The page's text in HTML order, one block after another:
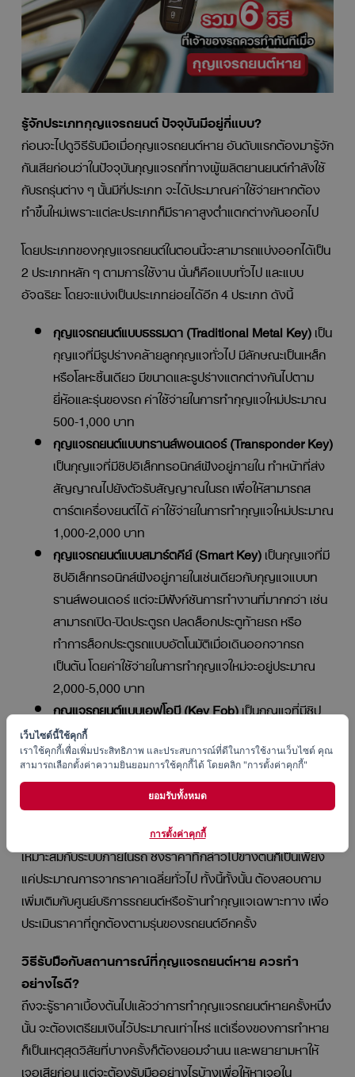
รู้จักประเภทกุญแจรถยนต์ ปัจจุบันมีอยู่กี่แบบ?
ก่อนจะไปดูวิธีรับมือเมื่อกุญแจรถยนต์หาย อันดับแรกต้องมารู้จัก
กันเสียก่อนว่าในปัจจุบันกุญแจรถที่ทางผู้ผลิตยานยนต์กำลังใช้
กับรถรุ่นต่าง ๆ นั้นมีกี่ประเภท จะได้ประมาณค่าใช้จ่ายหากต้อง
ทำขึ้นใหม่เพราะแต่ละประเภทก็มีราคาสูงต่ำแตกต่างกันออกไป
โดยประเภทของกุญแจรถยนต์ในตอนนี้จะสามารถแบ่งออกได้เป็น
2 ประเภทหลัก ๆ ตามการใช้งาน นั่นก็คือแบบทั่วไป และแบบ
อัจฉริยะ โดยจะแบ่งเป็นประเภทย่อยได้อีก 4 ประเภท ดังนี้
กุญแจรถยนต์แบบธรรมดา (Traditional Metal Key)เป็น
กุญแจที่มีรูปร่างคล้ายลูกกุญแจทั่วไป มีลักษณะเป็นเหล็ก
หรือโลหะชิ้นเดียว มีขนาดและรูปร่างแตกต่างกันไปตาม
ยี่ห้อและรุ่นของรถ ค่าใช้จ่ายในการทำกุญแจใหม่ประมาณ
500-1,000 บาท
กุญแจรถยนต์แบบทรานส์พอนเดอร์ (Transponder Key)
เป็นกุญแจที่มีชิปอิเล็กทรอนิกส์ฝังอยู่ภายใน ทำหน้าที่ส่ง
สัญญาณไปยังตัวรับสัญญาณในรถ เพื่อให้สามารถส
ตาร์ตเครื่องยนต์ได้ ค่าใช้จ่ายในการทำกุญแจใหม่ประมาณ
1,000-2,000 บาท
กุญแจรถยนต์แบบสมาร์ตคีย์ (Smart Key)เป็นกุญแจที่มี
ชิปอิเล็กทรอนิกส์ฝังอยู่ภายในเช่นเดียวกับกุญแจแบบท
รานส์พอนเดอร์ แต่จะมีฟังก์ชันการทำงานที่มากกว่า เช่น
สามารถเปิด-ปิดประตูรถ ปลดล็อกประตูท้ายรถ หรือ
ทำการล็อกประตูรถแบบอัตโนมัติเมื่อเดินออกจากรถ
เป็นต้น โดยค่าใช้จ่ายในการทำกุญแจใหม่จะอยู่ประมาณ
2,000-5,000 บาท
กุญแจรถยนต์แบบเอฟโอบี (Key Fob)เป็นกุญแจที่มีชิป
อิเล็กทรอนิกส์ฝังอยู่ภายในเช่นเดียวกับกุญแจทั้งสองแบบ
ข้างต้น แต่จะมีรูปร่างคล้ายรีโมตคอนโทรล มีค่าใช้จ่ายใน
การทำกุญแจใหม่ประมาณ 5,000 บาทขึ้นไป
จะเห็นได้ว่า กุญแจรถยนต์แต่ละแบบของรถแต่ละรุ่น ก็จะมีลักษณะ
ที่แตกต่างกันออกไป ตามที่ผู้ผลิตกำหนดมาเพื่อให้ใช้งานได้
เหมาะสมกับระบบภายในรถ ซึ่งราคาที่กล่าวไปข้างต้นก็เป็นเพียง
แค่ประมาณการจากราคาเฉลี่ยทั่วไป ทั้งนี้ทั้งนั้น ต้องสอบถาม
เพิ่มเติมกับศูนย์บริการรถยนต์หรือร้านทำกุญแจเฉพาะทาง เพื่อ
ประเมินราคาที่ถูกต้องตามรุ่นของรถยนต์อีกครั้ง
วิธีรับมือกับสถานการณ์ที่กุญแจรถยนต์หาย ควรทำ
อย่างไรดี?
ถึงจะรู้ราคาเบื้องต้นไปแล้วว่าการทำกุญแจรถยนต์หายครั้งหนึ่ง
นั้น จะต้องเตรียมเงินไว้ประมาณเท่าไหร่ แต่เรื่องของการทำหาย
ก็เป็นเหตุสุดวิสัยที่บางครั้งก็ต้องยอมจำนน และพยายามหาให้
เจอเสียก่อน แต่จะต้องรับมืออย่างไรบ้างเพื่อให้หาเจอใน
เว็บไซต์นี้ใช้คุกกี้
เราใช้คุกกี้เพื่อเพิ่มประสิทธิภาพ และประสบการณ์ที่ดีในการใช้งานเว็บไซต์ คุณ
สามารถเลือกตั้งค่าความยินยอมการใช้คุกกี้ได้ โดยคลิก "การตั้งค่าคุกกี้"
ยอมรับทั้งหมด
การตั้งค่าคุกกี้